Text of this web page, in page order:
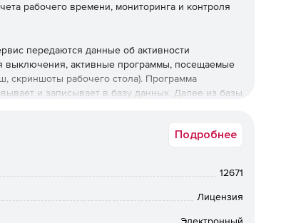
рабочего времени, мониторинга и контроля
передаются данные об активности
выключения, активные программы, посещаемые
скриншоты рабочего стола). Программа
и записывает в базу данных. Далее из базы
Подробнее
12671
Лицензия